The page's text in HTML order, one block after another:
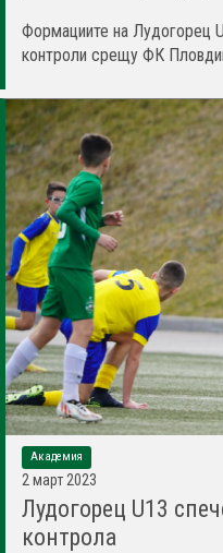
Формациите на Лудогорец
контроли срещу ФК
Академия
2 март 2023
Лудогорец U13
контрола